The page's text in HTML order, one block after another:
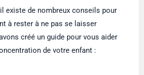
existe de nombreux conseils pour
à rester à ne pas se laisser
créé un guide pour vous aider
de votre enfant :